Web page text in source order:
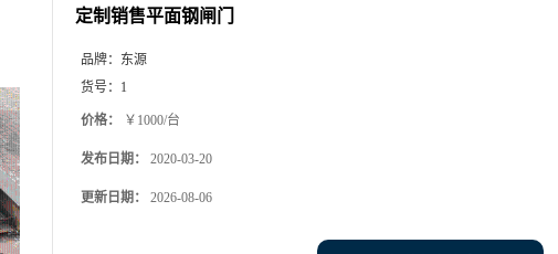
定制销售平面钢闸门
品牌： 东源
货号： 1
价格： ￥1000/台
发布日期： 2020-03-20
更新日期： 2026-08-06